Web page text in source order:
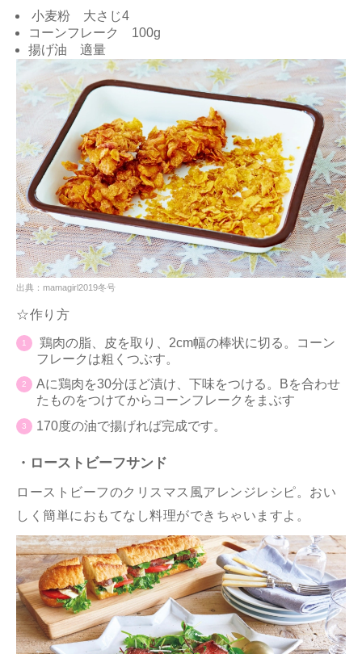
小麦粉 大さじ4
コーンフレーク 100g
揚げ油 適量
出典：mamagirl2019冬号
☆作り方
鶏肉の脂、皮を取り、2cm幅の棒状に切る。コーン
フレークは粗くつぶす。
Aに鶏肉を30分ほど漬け、下味をつける。Bを合わせ
たものをつけてからコーンフレークをまぶす
170度の油で揚げれば完成です。
・ローストビーフサンド
ローストビーフのクリスマス風アレンジレシピ。おい
しく簡単におもてなし料理ができちゃいますよ。